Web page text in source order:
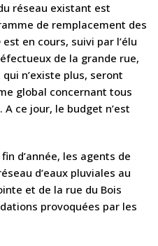
réseau existant est
de remplacement des
en cours, suivi par l’élu
de la grande rue,
n’existe plus, seront
global concernant tous
ce jour, le budget n’est
fin d’année, les agents de
d’eaux pluviales au
et de la rue du Bois
provoquées par les